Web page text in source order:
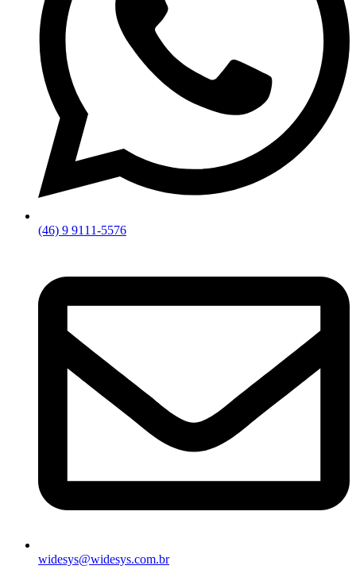
(46) 9 9111-5576
widesys@widesys.com.br